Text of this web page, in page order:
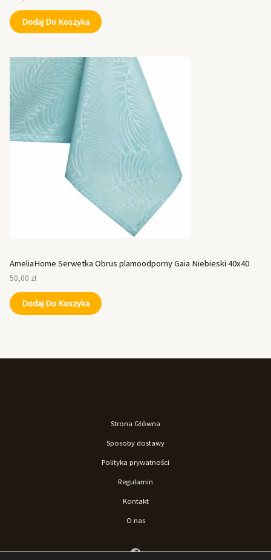
Dodaj Do Koszyka
AmeliaHome Serwetka Obrus plamoodporny Gaia Niebieski 40x40
50,00 zł
Dodaj Do Koszyka
Strona Główna
Sposoby dostawy
Polityka prywatności
Regulamin
Kontakt
O nas